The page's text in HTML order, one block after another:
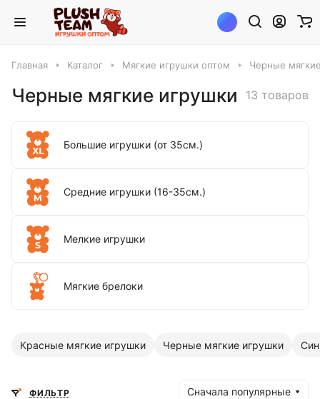
Главная Каталог Мягкие игрушки оптом Черные
Черные мягкие игрушки 13 товаров
Большие игрушки (от 35см.)
Средние игрушки (16-35см.)
Мелкие игрушки
Мягкие брелоки
Красные мягкие игрушки Черные мягкие игрушки
ФИЛЬТР Сначала популярные